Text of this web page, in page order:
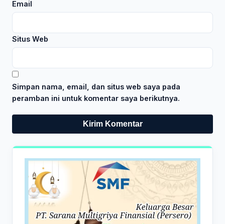
Email
Situs Web
Simpan nama, email, dan situs web saya pada
peramban ini untuk komentar saya berikutnya.